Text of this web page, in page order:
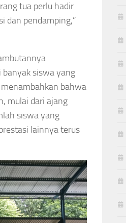
tua perlu hadir
dan pendamping,”
banyak siswa yang
menambahkan bahwa
mulai dari ajang
siswa yang
lainnya terus